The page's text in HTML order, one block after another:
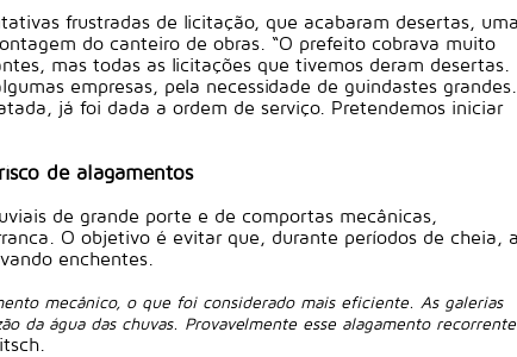
frustradas de licitação, que acabaram desertas,
do canteiro de obras. “O prefeito cobrava muito
mas todas as licitações que tivemos deram desertas.
empresas, pela necessidade de guindastes grandes.
já foi dada a ordem de serviço. Pretendemos iniciar
de alagamentos
de grande porte e de comportas mecânicas,
O objetivo é evitar que, durante períodos de cheia,
enchentes.
mecânico, o que foi considerado mais eficiente. As galerias
da água das chuvas. Provavelmente esse alagamento recorrente
Caprichos Car
Contábil Contabilidade